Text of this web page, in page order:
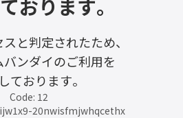
おります。
と判定されたため、
バンダイのご利用を
ております。
Code: 12
20nwisfmjwhqcethx